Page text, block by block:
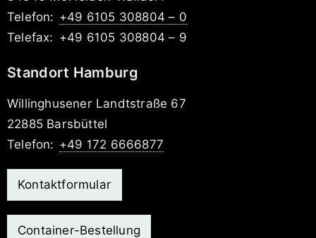
Telefon: +49 6105 308804 – 0
Telefax: +49 6105 308804 – 9
Standort Hamburg
Willinghusener Landtstraße 67
22885 Barsbüttel
Telefon: +49 172 6666877
Kontaktformular
Container-Bestellung